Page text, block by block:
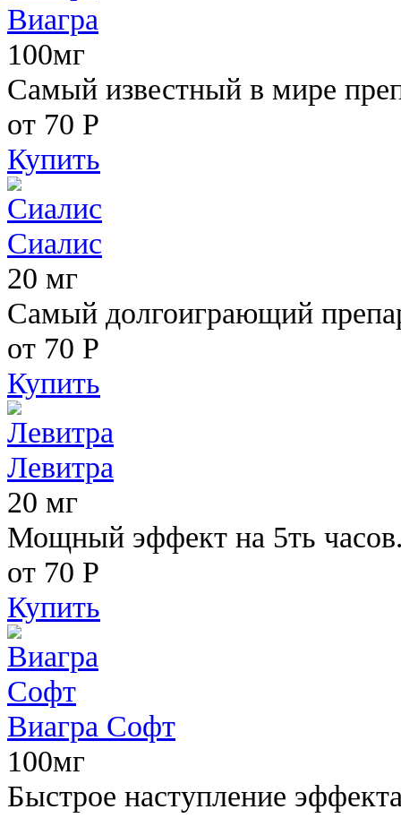
Виагра
100мг
Самый известный в мире
от 70 Р
Купить
Сиалис
20 мг
Самый долгоиграющий
от 70 Р
Купить
Левитра
20 мг
Мощный эффект на 5ть
от 70 Р
Купить
Виагра Софт
100мг
Быстрое наступление